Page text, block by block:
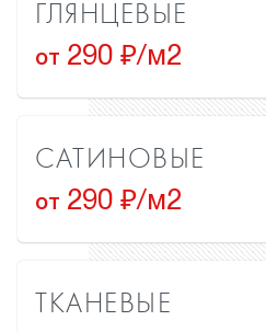
ГЛЯНЦЕВЫЕ
от 290 ₽/м2
САТИНОВЫЕ
от 290 ₽/м2
ТКАНЕВЫЕ